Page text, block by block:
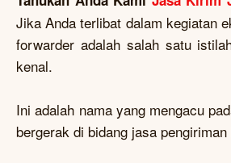
Jika Anda terlibat dalam kegiatan
forwarder adalah salah satu
kenal.
Ini adalah nama yang mengacu
bergerak di bidang jasa pengiriman